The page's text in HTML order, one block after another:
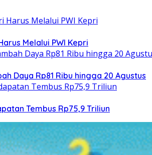
Melalui PWI Kepri
Daya Rp81 Ribu hingga 20 Agustus
Tembus Rp75,9 Triliun